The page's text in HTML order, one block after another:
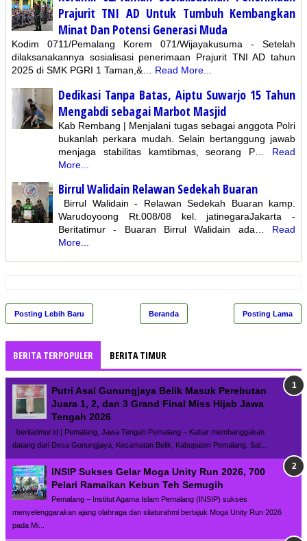
Prajurit TNI AD Untuk Tumbuh Kembangkan
Minat Dan Potensi Generasi Muda
Kodim 0711/Pemalang Korem 071/Wijayakusuma - Setelah
dilaksanakannya sosialisasi penerimaan Prajurit TNI AD tahun
2025 di SMK PGRI 1 Taman,&… Read More...
Dedikasi Tanpa Batas, Aiptu Suwarjo 15 Tahun
Mengabdi sebagai Marbot Masjid
Kab Rembang | Menjalani tugas sebagai anggota Polri
bukanlah perkara mudah. Selain bertanggung jawab
menjaga stabilitas kamtibmas, seorang P…
Read
More...
Birrul Walidain Relawan Sedekah Buaran
Birrul Walidain - Relawan Sedekah Buaran kamp.
Warudoyoong Rt.008/08 kel. jatinegaraJakarta -
Beritatimur - Buaran Birrul Walidain ada…
Read
More...
Posting Lebih Baru Posting Lama
Beranda
BERITA TERPOPULER BERITA TIMUR
Putri Asal Gunungjaya Belik Masuk Perebutan
Juara 1, 2, dan 3 Grand Final Miss Hijab Jawa
Tengah 2026
beritatimur.id | Pemalang, Jawa Tengah Pemalang – Kabar membanggakan
datang dari Desa Gunungjaya, Kecamatan Belik, Kabupaten Pemalang. Sal...
INSIP Sukses Gelar Moga Unity Run 2026, 700
Pelari Ramaikan Kebun Teh Semugih
Pemalang – Institut Agama Islam Pemalang (INSIP) sukses
menyelenggarakan ajang olahraga dan silaturahmi bertajuk Moga Unity Run 2026
pada Mi...